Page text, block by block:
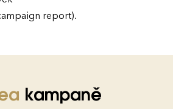
report).
kampaně